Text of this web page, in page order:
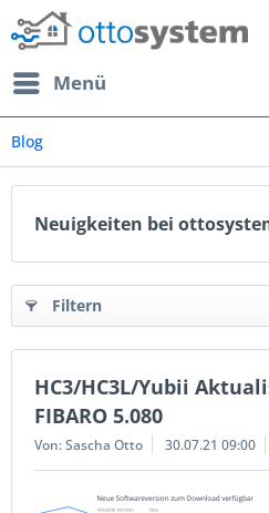
Menü
Blog
Neuigkeiten bei
Filtern
HC3/HC3L/Yubii
FIBARO 5.080
Von: Sascha Otto 30.07.21 09:00